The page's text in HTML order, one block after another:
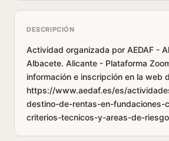
DESCRIPCIÓN
Actividad organizada por AEDAF -
Albacete. Alicante - Plataforma
información e inscripción en la web
https://www.aedaf.es/es/
destino-de-rentas-en-fundaciones-
criterios-tecnicos-y-areas-de-